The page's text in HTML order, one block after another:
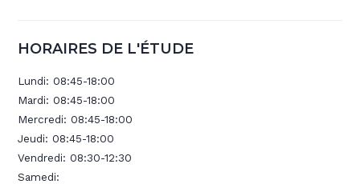
HORAIRES DE L'ÉTUDE
Lundi:08:45-18:00
Mardi:08:45-18:00
Mercredi:08:45-18:00
Jeudi:08:45-18:00
Vendredi:08:30-12:30
Samedi: